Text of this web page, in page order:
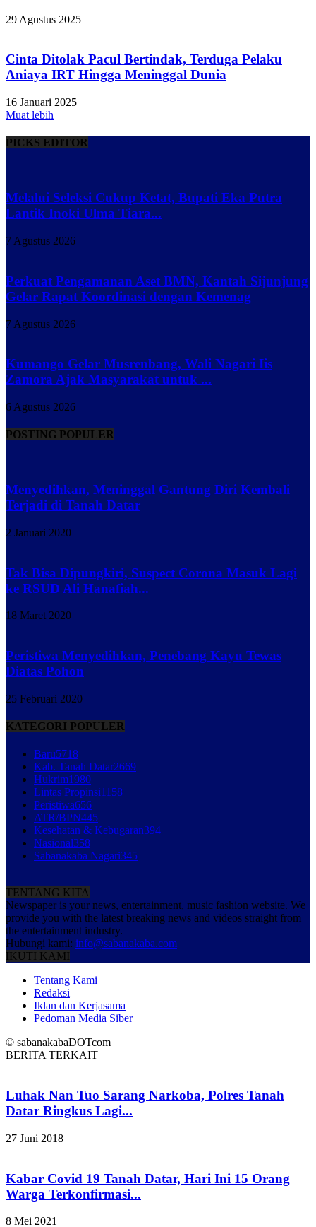
29 Agustus 2025
Cinta Ditolak Pacul Bertindak, Terduga Pelaku
Aniaya IRT Hingga Meninggal Dunia
16 Januari 2025
Muat lebih
PICKS EDITOR
Melalui Seleksi Cukup Ketat, Bupati Eka Putra
Lantik Inoki Ulma Tiara...
7 Agustus 2026
Perkuat Pengamanan Aset BMN, Kantah Sijunjung
Gelar Rapat Koordinasi dengan Kemenag
7 Agustus 2026
Kumango Gelar Musrenbang, Wali Nagari Iis
Zamora Ajak Masyarakat untuk ...
6 Agustus 2026
POSTING POPULER
Menyedihkan, Meninggal Gantung Diri Kembali
Terjadi di Tanah Datar
2 Januari 2020
Tak Bisa Dipungkiri, Suspect Corona Masuk Lagi
ke RSUD Ali Hanafiah...
18 Maret 2020
Peristiwa Menyedihkan, Penebang Kayu Tewas
Diatas Pohon
25 Februari 2020
KATEGORI POPULER
Baru5718
Kab. Tanah Datar2669
Hukrim1980
Lintas Propinsi1158
Peristiwa656
ATR/BPN445
Kesehatan & Kebugaran394
Nasional358
Sabanakaba Nagari345
TENTANG KITA
Newspaper is your news, entertainment, music fashion website. We
provide you with the latest breaking news and videos straight from
the entertainment industry.
Hubungi kami: info@sabanakaba.com
IKUTI KAMI
Tentang Kami
Redaksi
Iklan dan Kerjasama
Pedoman Media Siber
© sabanakabaDOTcom
BERITA TERKAIT
Luhak Nan Tuo Sarang Narkoba, Polres Tanah
Datar Ringkus Lagi...
27 Juni 2018
Kabar Covid 19 Tanah Datar, Hari Ini 15 Orang
Warga Terkonfirmasi...
8 Mei 2021